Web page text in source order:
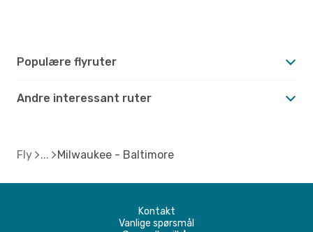
Populære flyruter
Andre interessant ruter
Fly Milwaukee - Baltimore
Kontakt
Vanlige spørsmål